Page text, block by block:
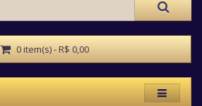
0 item(s) - R$ 0,00